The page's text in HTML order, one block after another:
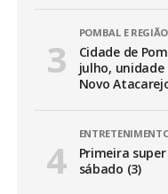
POMBAL E REGIÃO
Cidade de
julho, unidade
Novo
Primeira
sábado (3)